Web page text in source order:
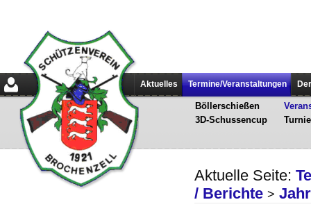
Aktuelles Termine/Veranstaltungen
Böllerschießen
3D-Schussencup
Aktuelle Seite:
/ Berichte >